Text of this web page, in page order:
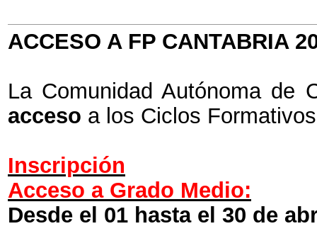
ACCESO A FP CANTABRIA
La Comunidad Autónoma de
acceso a los Ciclos
Inscripción
Acceso a Grado Medio:
Desde el 01 hasta el 30 de